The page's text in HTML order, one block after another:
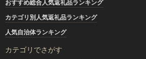
おすすめ総合人気返礼品ランキング
カテゴリ別人気返礼品ランキング
人気自治体ランキング
カテゴリでさがす